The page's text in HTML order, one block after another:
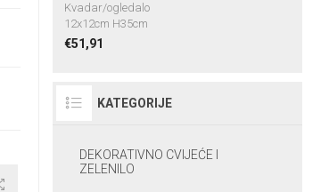
Kvadar/ogledalo
12x12cm H35cm
€51,91
KATEGORIJE
DEKORATIVNO CVIJEĆE I
ZELENILO